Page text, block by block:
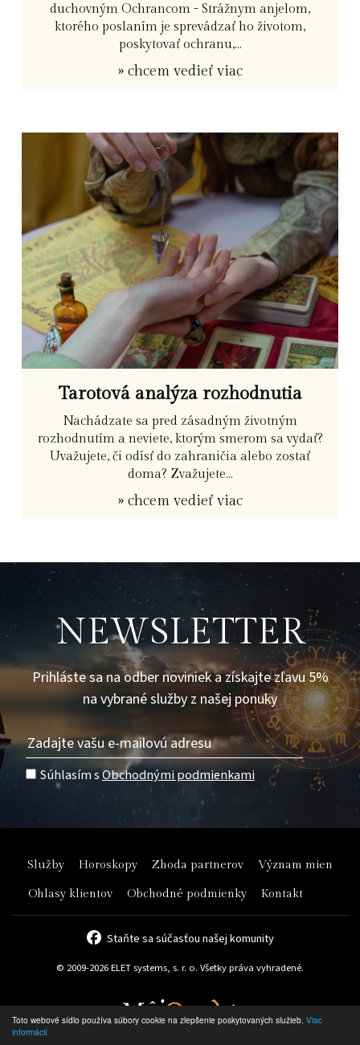
Toto webové sídlo používa súbory cookie na zlepšenie poskytovaných služieb. Viac
informácií
duchovným Ochrancom - Strážnym anjelom,
ktorého poslaním je sprevádzať ho životom,
poskytovať ochranu,...
» chcem vedieť viac
Tarotová analýza rozhodnutia
Nachádzate sa pred zásadným životným
rozhodnutím a neviete, ktorým smerom sa vydať?
Uvažujete, či odísť do zahraničia alebo zostať
doma? Zvažujete...
» chcem vedieť viac
NEWSLETTER
Prihláste sa na odber noviniek a získajte zľavu 5%
na vybrané služby z našej ponuky
Súhlasím sObchodnými podmienkami
Služby Horoskopy Zhoda partnerov Význam mien
Ohlasy klientov Obchodné podmienky Kontakt
Staňte sa súčasťou našej komunity
© 2009-2026 ELET systems, s. r. o. Všetky práva vyhradené.